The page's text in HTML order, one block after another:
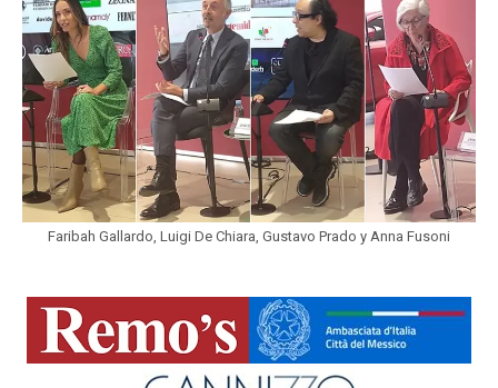
Faribah Gallardo, Luigi De Chiara, Gustavo Prado y Anna Fusoni